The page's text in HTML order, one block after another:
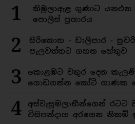
1
කිඹුලාඇළ ගුණාට යනඑන
පොලිස් ප්‍රහාරය
2
සිරිකොත - ඩාලිපාර -
පැලවත්තට ගහන හේතුව
3
කොළඹට වතුර දෙන
ගොඩගන්න කෝටි ගාණක
4
අස්වැසුමලාභීන්ගෙන් රටට
විසිපන්දාහ අරගෙන නිකම්